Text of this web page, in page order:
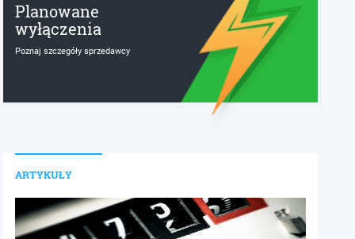
Planowane
wyłączenia
Poznaj szczegóły sprzedawcy
ARTYKUŁY